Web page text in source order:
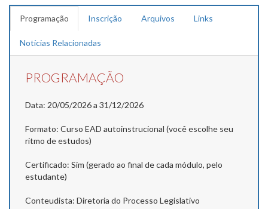
Programação Inscrição Arquivos Links
Notícias Relacionadas
PROGRAMAÇÃO
Data: 20/05/2026 a 31/12/2026
Formato: Curso EAD autoinstrucional (você escolhe seu
ritmo de estudos)
Certificado: Sim (gerado ao final de cada módulo, pelo
estudante)
Conteudista: Diretoria do Processo Legislativo